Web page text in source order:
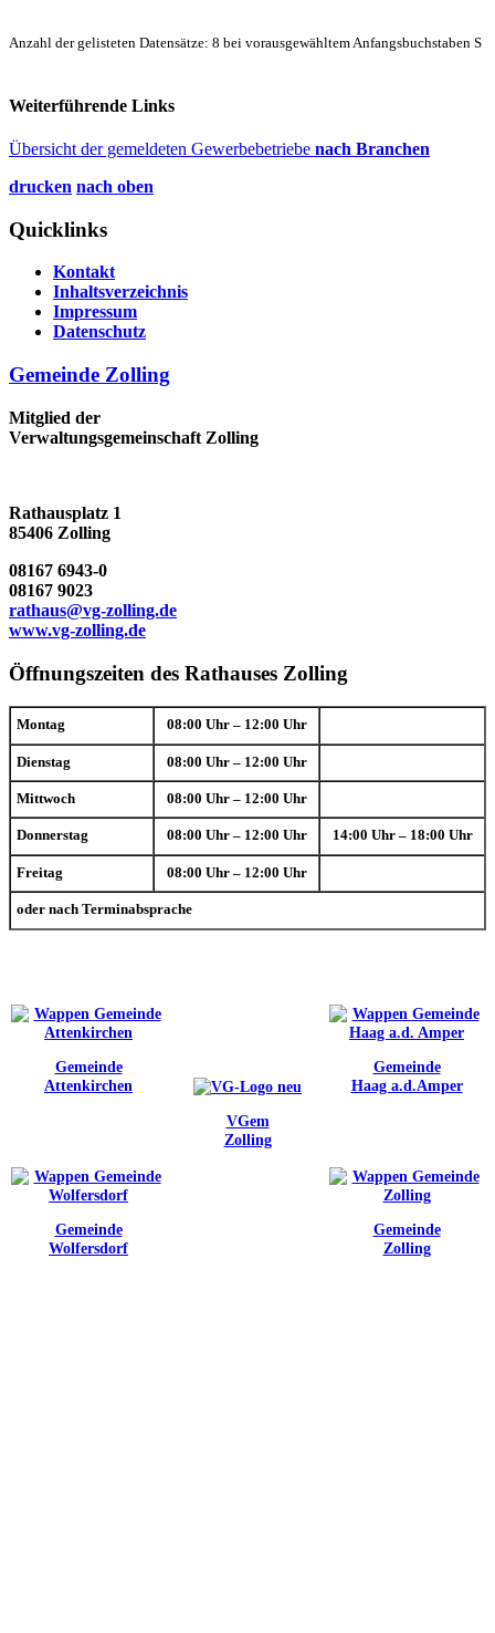
Anzahl der gelisteten Datensätze: 8 bei vorausgewähltem Anfangsbuchstaben S
Weiterführende Links
Übersicht der gemeldeten Gewerbebetriebe nach Branchen
drucken nach oben
Quicklinks
Kontakt
Inhaltsverzeichnis
Impressum
Datenschutz
Gemeinde Zolling
Mitglied der
Verwaltungsgemeinschaft Zolling
Rathausplatz 1
85406 Zolling
08167 6943-0
08167 9023
rathaus@vg-zolling.de
www.vg-zolling.de
Öffnungszeiten des Rathauses Zolling
Montag 08:00 Uhr – 12:00 Uhr
Dienstag 08:00 Uhr – 12:00 Uhr
Mittwoch 08:00 Uhr – 12:00 Uhr
Donnerstag 08:00 Uhr – 12:00 Uhr 14:00 Uhr – 18:00 Uhr
Freitag 08:00 Uhr – 12:00 Uhr
oder nach Terminabsprache
Gemeinde
Attenkirchen
VGem
Zolling
Gemeinde
Haag a.d.Amper
Gemeinde
Wolfersdorf
Gemeinde
Zolling